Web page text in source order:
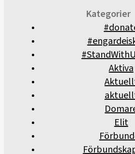
Kategorier
Aktiva
Elit